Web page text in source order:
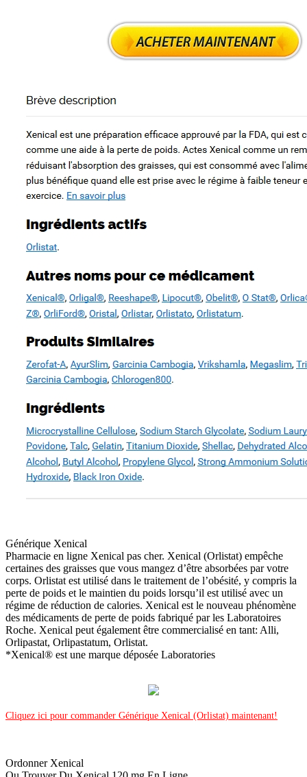
Générique Xenical
Pharmacie en ligne Xenical pas cher. Xenical (Orlistat) empêche
certaines des graisses que vous mangez d’être absorbées par votre
corps. Orlistat est utilisé dans le traitement de l’obésité, y compris la
perte de poids et le maintien du poids lorsqu’il est utilisé avec un
régime de réduction de calories. Xenical est le nouveau phénomène
des médicaments de perte de poids fabriqué par les Laboratoires
Roche. Xenical peut également être commercialisé en tant: Alli,
Orlipastat, Orlipastatum, Orlistat.
*Xenical® est une marque déposée Laboratories
Cliquez ici pour commander Générique Xenical (Orlistat) maintenant!
Ordonner Xenical